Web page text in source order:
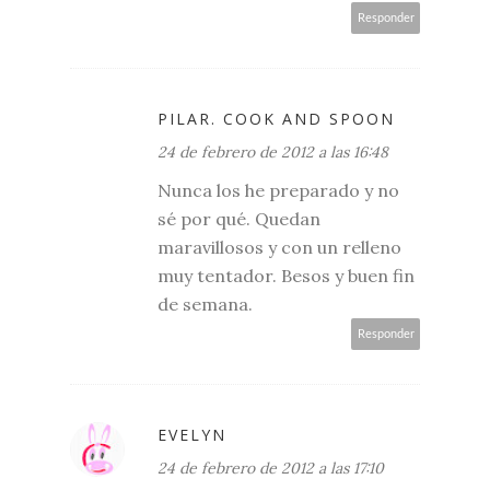
Responder
PILAR. COOK AND SPOON
24 de febrero de 2012 a las 16:48
Nunca los he preparado y no
sé por qué. Quedan
maravillosos y con un relleno
muy tentador. Besos y buen fin
de semana.
Responder
EVELYN
24 de febrero de 2012 a las 17:10